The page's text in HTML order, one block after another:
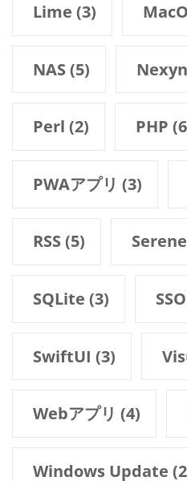
Lime (3)
NAS(5)
Perl (2) PHP
PWAアプリ (3)
RSS(5)
SQLite (3) SSO
SwiftUI (3)
Webアプリ (4)
Windows Update